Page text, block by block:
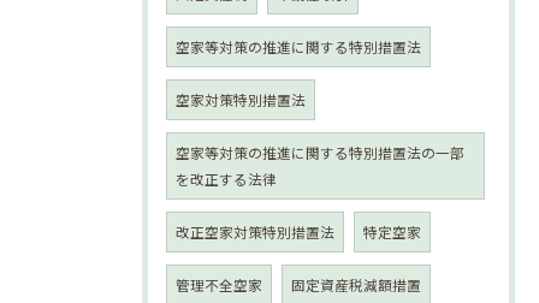
空家等対策の推進に関する特別措置法
空家対策特別措置法
空家等対策の推進に関する特別措置法の一部
を改正する法律
改正空家対策特別措置法 特定空家
管理不全空家 固定資産税減額措置